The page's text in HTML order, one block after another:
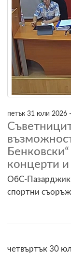
петък 31 юли 2026
концерти
ОбС-Пазарджик
спортни
четвъртък 30